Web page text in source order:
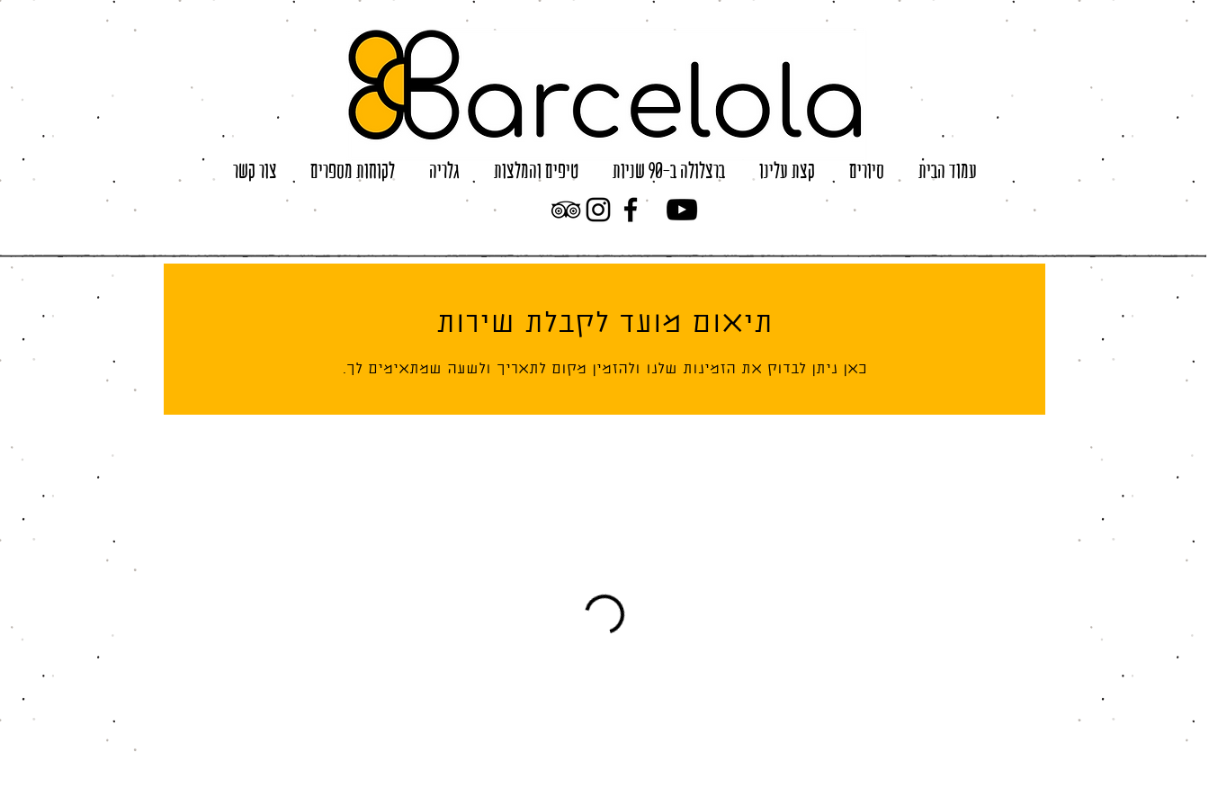
עמוד הבית סיורים קצת עלינו ברצלולה ב-90 שניות טיפים והמלצות גלריה לקוחות מספרים צור קשר
תיאום מועד לקבלת שירות
כאן ניתן לבדוק את הזמינות שלנו ולהזמין מקום לתאריך ולשעה שמתאימים לך.